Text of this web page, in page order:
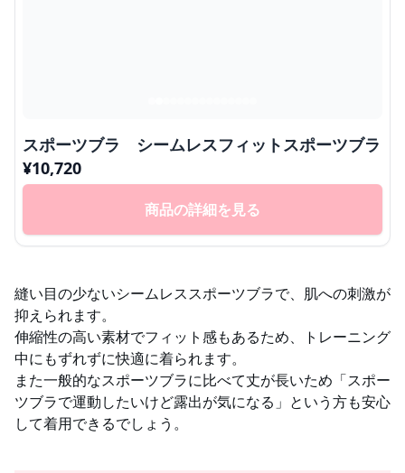
スポーツブラ シームレスフィットスポーツブラ
¥10,720
商品の詳細を見る
縫い目の少ないシームレススポーツブラで、肌への刺激が
抑えられます。
伸縮性の高い素材でフィット感もあるため、トレーニング
中にもずれずに快適に着られます。
また一般的なスポーツブラに比べて丈が長いため「スポー
ツブラで運動したいけど露出が気になる」という方も安心
して着用できるでしょう。